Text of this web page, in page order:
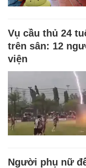
Vụ cầu thủ 24
trên sân: 12
viện
Người phụ nữ